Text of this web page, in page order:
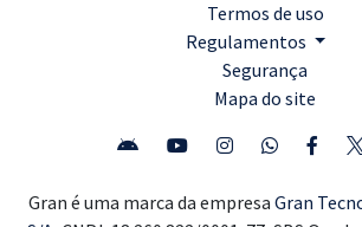
Termos de uso
Regulamentos
Segurança
Mapa do site
Gran é uma marca da empresa Gran